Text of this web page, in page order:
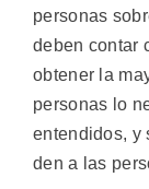
personas
deben contar
obtener la
personas lo
entendidos, y
den a las